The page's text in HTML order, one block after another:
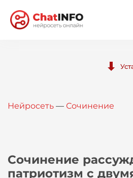
Вход
Нейросеть — Сочинение
Сочинение
патриотизм с